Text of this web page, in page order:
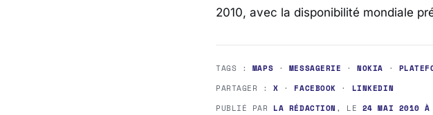
2010, avec la disponibilité mondiale
TAGS : MAPS · MESSAGERIE ·NOKIA ·
PARTAGER :X · FACEBOOK · LINKEDIN
PUBLIÉ PAR LA RÉDACTION , LE 24 MAI 2010 À